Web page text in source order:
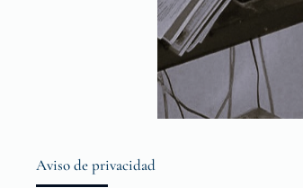
Aviso de privacidad